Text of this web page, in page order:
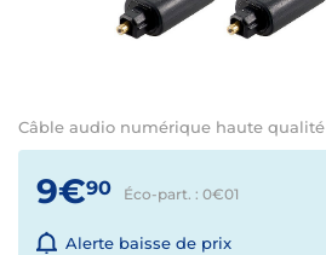
Câble audio numérique haute qualité
9€90 Éco-part. : 0€01
Alerte baisse de prix